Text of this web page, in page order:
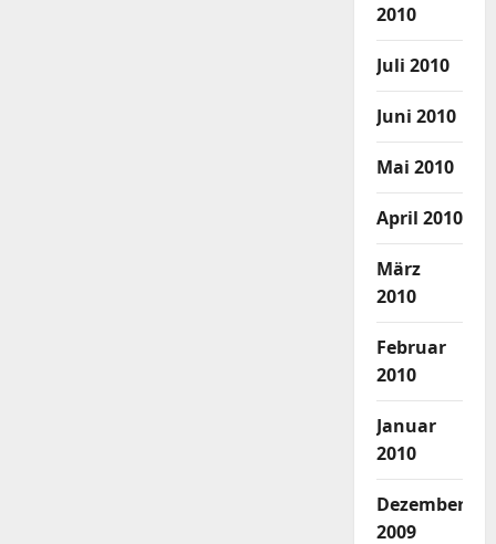
2010
Juli 2010
Juni 2010
Mai 2010
April 2010
März
2010
Februar
2010
Januar
2010
Dezember
2009